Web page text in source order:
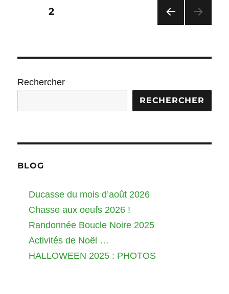
cœur
du
Pagination
publications
CÉD
PAGE2
Rechercher
RECHERCHER
BLOG
Ducasse du mois d’août 2026
Chasse aux oeufs 2026 !
Randonnée Boucle Noire 2025
Activités de Noël …
HALLOWEEN 2025 : PHOTOS